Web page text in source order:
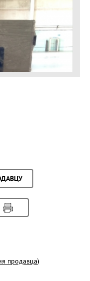
продавца)